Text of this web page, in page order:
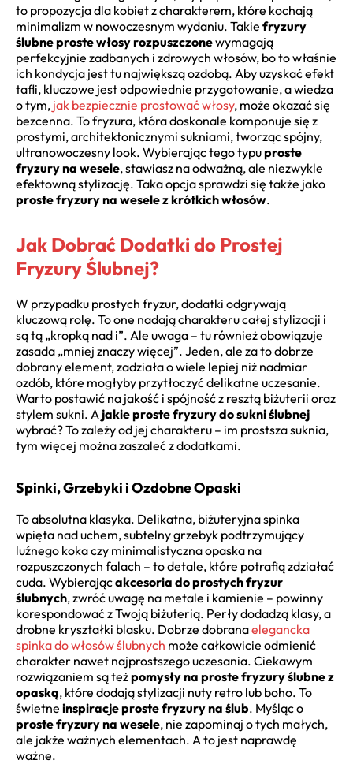
to propozycja dla kobiet z charakterem, które kochają
minimalizm w nowoczesnym wydaniu. Takie fryzury
ślubne proste włosy rozpuszczonewymagają
perfekcyjnie zadbanych i zdrowych włosów, bo to właśnie
ich kondycja jest tu największą ozdobą. Aby uzyskać efekt
tafli, kluczowe jest odpowiednie przygotowanie, a wiedza
o tym, jak bezpiecznie prostować włosy, może okazać się
bezcenna. To fryzura, która doskonale komponuje się z
prostymi, architektonicznymi sukniami, tworząc spójny,
ultranowoczesny look. Wybierając tego typuproste
fryzury na wesele, stawiasz na odważną, ale niezwykle
efektowną stylizację. Taka opcja sprawdzi się także jako
proste fryzury na wesele z krótkich włosów.
Jak Dobrać Dodatki do Prostej
Fryzury Ślubnej?
W przypadku prostych fryzur, dodatki odgrywają
kluczową rolę. To one nadają charakteru całej stylizacji i
są tą „kropką nad i”. Ale uwaga – tu również obowiązuje
zasada „mniej znaczy więcej”. Jeden, ale za to dobrze
dobrany element, zadziała o wiele lepiej niż nadmiar
ozdób, które mogłyby przytłoczyć delikatne uczesanie.
Warto postawić na jakość i spójność z resztą biżuterii oraz
stylem sukni. A jakie proste fryzury do sukni ślubnej
wybrać? To zależy od jej charakteru – im prostsza suknia,
tym więcej można zaszaleć z dodatkami.
Spinki, Grzebyki i Ozdobne Opaski
To absolutna klasyka. Delikatna, biżuteryjna spinka
wpięta nad uchem, subtelny grzebyk podtrzymujący
luźnego koka czy minimalistyczna opaska na
rozpuszczonych falach – to detale, które potrafią zdziałać
cuda. Wybierającakcesoria do prostych fryzur
ślubnych, zwróć uwagę na metale i kamienie – powinny
korespondować z Twoją biżuterią. Perły dodadzą klasy, a
drobne kryształki blasku. Dobrze dobranaelegancka
spinka do włosów ślubnych może całkowicie odmienić
charakter nawet najprostszego uczesania. Ciekawym
rozwiązaniem są teżpomysły na proste fryzury ślubne z
opaską, które dodają stylizacji nuty retro lub boho. To
świetne inspiracje proste fryzury na ślub. Myśląc o
proste fryzury na wesele, nie zapominaj o tych małych,
ale jakże ważnych elementach. A to jest naprawdę
ważne.